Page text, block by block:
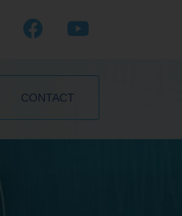
CONTACT